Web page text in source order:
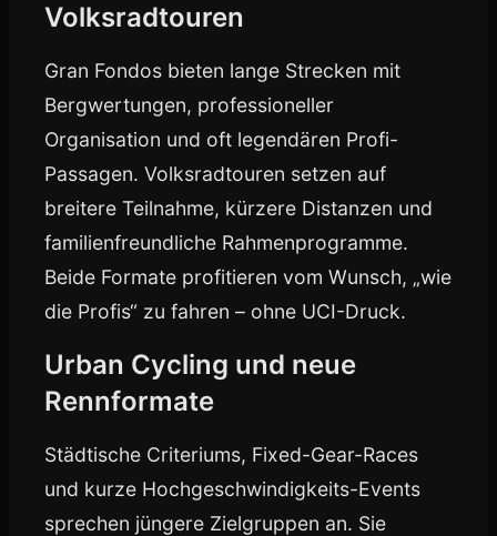
Volksradtouren
Gran Fondos bieten lange Strecken mit
Bergwertungen, professioneller
Organisation und oft legendären Profi-
Passagen. Volksradtouren setzen auf
breitere Teilnahme, kürzere Distanzen und
familienfreundliche Rahmenprogramme.
Beide Formate profitieren vom Wunsch, „wie
die Profis“ zu fahren – ohne UCI-Druck.
Urban Cycling und neue
Rennformate
Städtische Criteriums, Fixed-Gear-Races
und kurze Hochgeschwindigkeits-Events
sprechen jüngere Zielgruppen an. Sie